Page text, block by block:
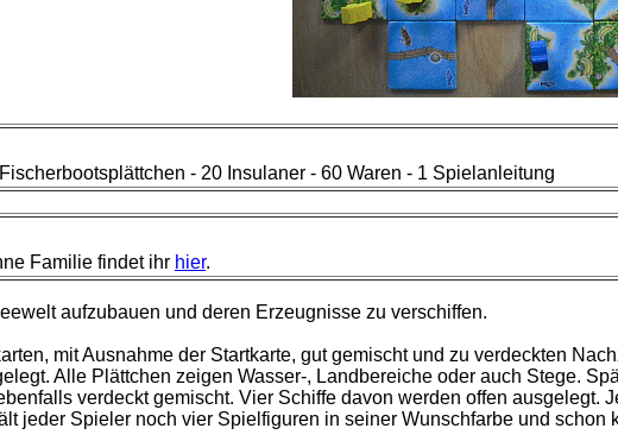
- 20 Insulaner - 60 Waren - 1 Spielanleitung
Familie findet ihr hier.
aufzubauen und deren Erzeugnisse zu verschiffen.
mit Ausnahme der Startkarte, gut gemischt und zu verdeckten
Alle Plättchen zeigen Wasser-, Landbereiche oder auch Stege.
verdeckt gemischt. Vier Schiffe davon werden offen ausgelegt.
jeder Spieler noch vier Spielfiguren in seiner Wunschfarbe und schon